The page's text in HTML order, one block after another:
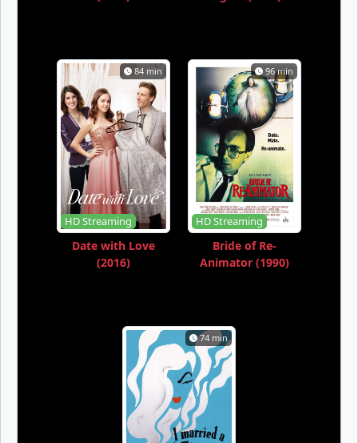
84 min
HD Streaming
Date with Love
(2016)
96 min
HD Streaming
Bride of Re-
Animator (1990)
74 min